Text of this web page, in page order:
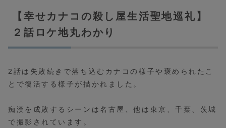
【幸せカナコの殺し屋生活聖地巡礼】
２話ロケ地丸わかり
2話は失敗続きで落ち込むカナコの様子や褒められたこ
とで復活する様子が描かれました。
痴漢を成敗するシーンは名古屋、他は東京、千葉、茨城
で撮影されています。